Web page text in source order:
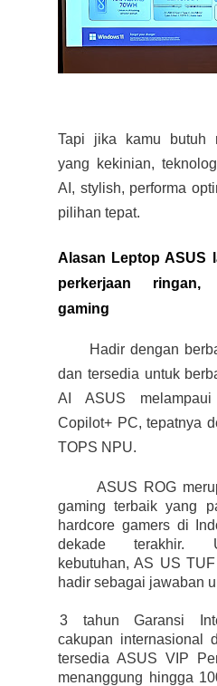
Tapi jika kamu butuh
yang kekinian,
AI, stylish, performa
pilihan tepat.
Alasan Leptop ASUS
perkerjaan
gaming
Hadir dengan
dan tersedia untuk
AI ASUS
Copilot+ PC, tepatnya
TOPS NPU.
ASUS ROG
gaming terbaik yang
hardcore gamers di
dekade terakhir.
kebutuhan, AS US
hadir sebagai jawaban
3 3 tahun Garansi
cakupan internasional
tersedia ASUS VIP
menanggung hingga